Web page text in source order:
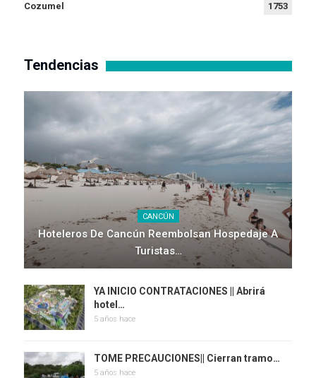
Cozumel 1753
Tendencias
CANCÚN
Hoteleros De Cancún Reembolsan Hospedaje A
Turistas…
YA INICIO CONTRATACIONES || Abrirá
hotel…
5 años hace
TOME PRECAUCIONES|| Cierran tramo…
5 años hace